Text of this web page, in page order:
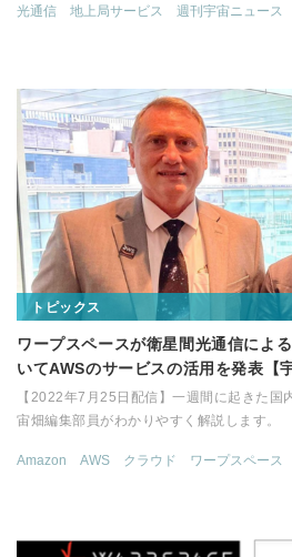
光通信 地上局サービス 週刊宇宙ニュース
トピックス
ワープスペースが衛星間光通信によ
いてAWSのサービスの活用を発表【
【2022年7月25日配信】一週間に起きた国
宙畑編集部員がわかりやすく解説します。
Amazon AWS クラウド ワープスペース